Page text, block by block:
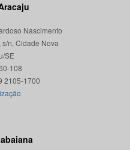
Nascimento
n, Cidade Nova
SE
108